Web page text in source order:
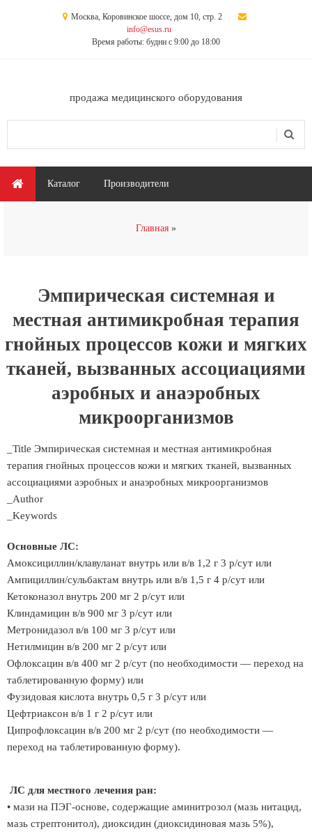
Москва, Коровинское шоссе, дом 10, стр. 2
info@esus.ru
Время работы: будни с 9:00 до 18:00
продажа медицинского оборудования
Главное меню
Каталог Производители
Главная
Эмпирическая системная и
местная антимикробная терапия
гнойных процессов кожи и мягких
тканей, вызванных ассоциациями
аэробных и анаэробных
микроорганизмов
_Title Эмпирическая системная и местная антимикробная
терапия гнойных процессов кожи и мягких тканей, вызванных
ассоциациями аэробных и анаэробных микроорганизмов
_Author
_Keywords
Основные ЛС:
Амоксициллин/клавуланат внутрь или в/в 1,2 г 3 р/сут или
Ампициллин/сульбактам внутрь или в/в 1,5 г 4 р/сут или
Кетоконазол внутрь 200 мг 2 р/сут или
Клиндамицин в/в 900 мг 3 р/сут или
Метронидазол в/в 100 мг 3 р/сут или
Нетилмицин в/в 200 мг 2 р/сут или
Офлоксацин в/в 400 мг 2 р/сут (по необходимости — переход на
таблетированную форму) или
Фузидовая кислота внутрь 0,5 г 3 р/сут или
Цефтриаксон в/в 1 г 2 р/сут или
Ципрофлоксацин в/в 200 мг 2 р/сут (по необходимости —
переход на таблетированную форму).
ЛС для местного лечения ран:
• мази на ПЭГ-основе, содержащие аминитрозол (мазь нитацид,
мазь стрептонитол), диоксидин (диоксидиновая мазь 5%),